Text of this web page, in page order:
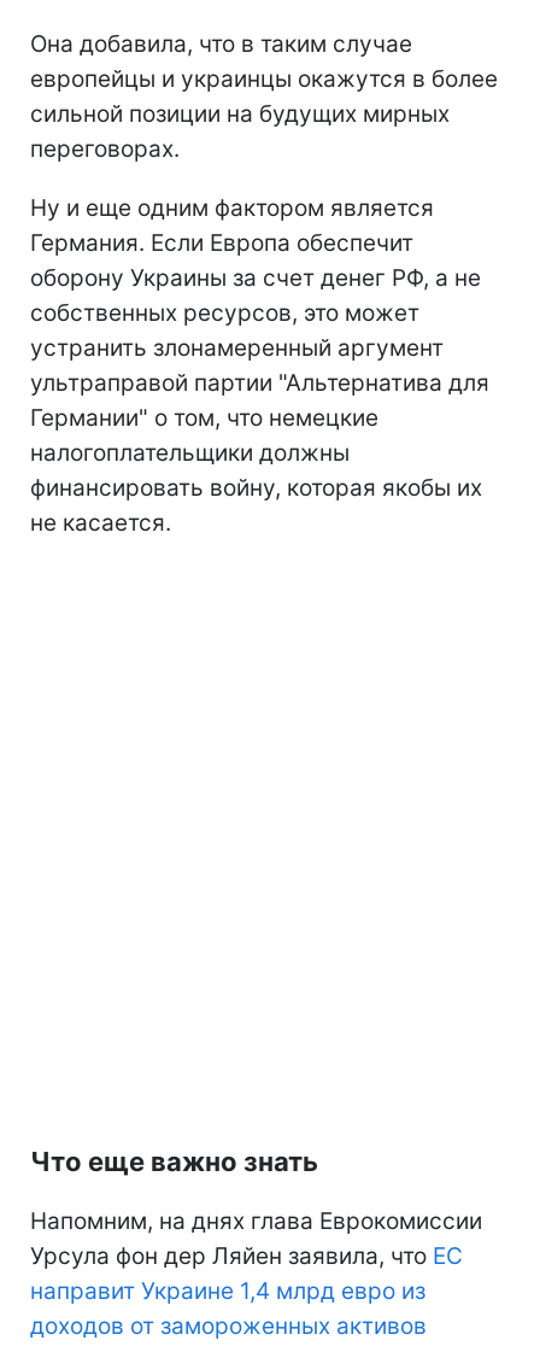
Она добавила, что в таким случае
европейцы и украинцы окажутся в более
сильной позиции на будущих мирных
переговорах.
Ну и еще одним фактором является
Германия. Если Европа обеспечит
оборону Украины за счет денег РФ, а не
собственных ресурсов, это может
устранить злонамеренный аргумент
ультраправой партии "Альтернатива для
Германии" о том, что немецкие
налогоплательщики должны
финансировать войну, которая якобы их
не касается.
Что еще важно знать
Напомним, на днях глава Еврокомиссии
Урсула фон дер Ляйен заявила, что ЕС
направит Украине 1,4 млрд евро из
доходов от замороженных активов